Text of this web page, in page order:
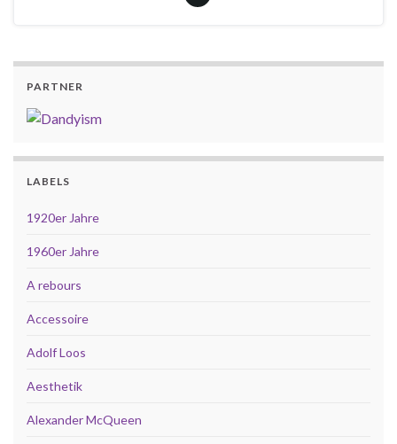
PARTNER
LABELS
1920er Jahre
1960er Jahre
A rebours
Accessoire
Adolf Loos
Aesthetik
Alexander McQueen